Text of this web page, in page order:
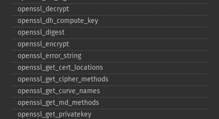
openssl_​decrypt
openssl_​dh_​compute_​key
openssl_​digest
openssl_​encrypt
openssl_​error_​string
openssl_​get_​cert_​locations
openssl_​get_​cipher_​methods
openssl_​get_​curve_​names
openssl_​get_​md_​methods
openssl_​get_​privatekey